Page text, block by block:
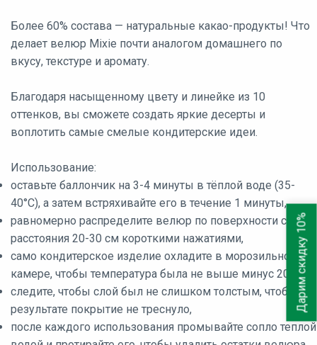
Более 60% состава — натуральные какао-продукты! Что
делает велюр Mixie почти аналогом домашнего по
вкусу, текстуре и аромату.
Благодаря насыщенному цвету и линейке из 10
оттенков, вы сможете создать яркие десерты и
воплотить самые смелые кондитерские идеи.
Использование:
оставьте баллончик на 3-4 минуты в тёплой воде (35-
40°C), а затем встряхивайте его в течение 1 минуты,
равномерно распределите велюр по поверхности с
расстояния 20-30 см короткими нажатиями,
само кондитерское изделие охладите в морозильной
камере, чтобы температура была не выше минус 20°C,
следите, чтобы слой был не слишком толстым, чтобы в
результате покрытие не треснуло,
после каждого использования промывайте сопло теплой
Дарим скидку 10%
Дарим скидку 10% на
первый оптовый заказ
Нажимая на кнопку, вы даетесогласие на
обработку, хранение и использование своих
персональных данных.